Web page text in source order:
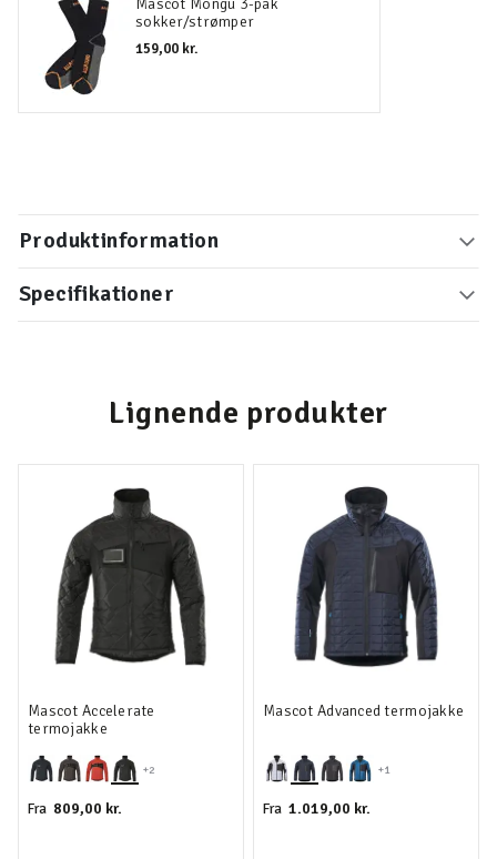
Mascot Mongu 3-pak
sokker/strømper
159,00 kr.
Produktinformation
Specifikationer
Lignende produkter
+2
Mascot Accelerate
termojakke
Fra 809,00 kr.
+1
Mascot Advanced termojakke
Fra 1.019,00 kr.